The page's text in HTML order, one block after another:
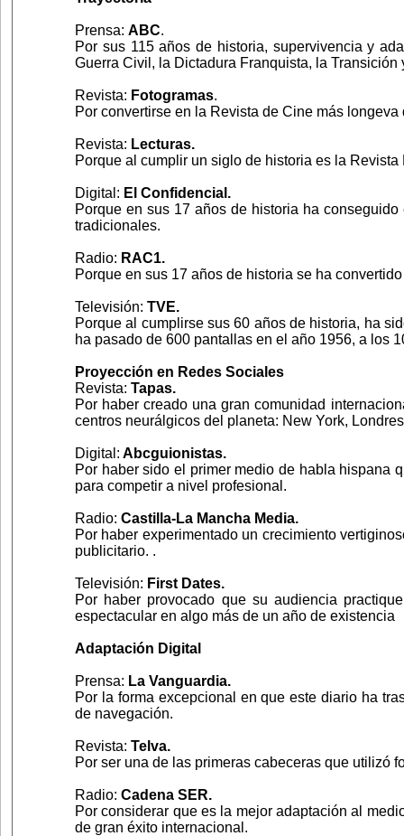
Prensa: ABC.
Por sus 115 años de historia, supervivencia y
Guerra Civil, la Dictadura Franquista, la
Revista: Fotogramas.
Por convertirse en la Revista de Cine más
Revista: Lecturas.
Porque al cumplir un siglo de historia es la
Digital: El Confidencial.
Porque en sus 17 años de historia ha
tradicionales.
Radio: RAC1.
Porque en sus 17 años de historia se ha
Televisión: TVE.
Porque al cumplirse sus 60 años de historia, ha
ha pasado de 600 pantallas en el año 1956, a los
Proyección en Redes Sociales
Revista: Tapas.
Por haber creado una gran comunidad
centros neurálgicos del planeta: New York,
Digital: Abcguionistas.
Por haber sido el primer medio de habla hispana
para competir a nivel profesional.
Radio: Castilla-La Mancha Media.
Por haber experimentado un crecimiento
publicitario. .
Televisión: First Dates.
Por haber provocado que su audiencia
espectacular en algo más de un año de existencia
Adaptación Digital
Prensa: La Vanguardia.
Por la forma excepcional en que este diario ha
de navegación.
Revista: Telva.
Por ser una de las primeras cabeceras que utilizó
Radio: Cadena SER.
Por considerar que es la mejor adaptación al
de gran éxito internacional.